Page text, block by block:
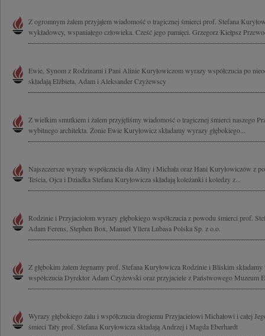
Z ogromnym żalem przyjąłem wiadomość o tragicznej śmierci prof. Stefana
wykładowcy, wspaniałego człowieka. Cześć jego pamięci. Grzegorz Kiełpsz
Ewie, Synom z Rodzinami i Pani Alinie Kuryłowiczom wyrazy współczucia po
składają Elżbieta, Adam i Aleksander Czyżewscy
Z wielkim smutkiem i żalem przyjęliśmy wiadomość o tragicznej śmierci naszego
wybitnego architekta. Żonie Ewie Kuryłowicz składamy wyrazy głębokiego...
Najszczersze wyrazy współczucia dla Aliny i Michała oraz Hani Kuryłowiczów z
Teścia, Ojca i Dziadka Stefana Kuryłowicza składają koleżanki i koledzy z...
Rodzinie i Przyjaciołom wyrazy głębokiego współczucia z powodu śmierci prof.
Adam Ferens, Stephen Box, Manuel Yllera Lubasa Polska Sp. z o.o.
Z głębokim żalem żegnamy prof. Stefana Kuryłowicza Rodzinie i Bliskim składamy
współczucia Dyrektor Adam Czyżewski oraz przyjaciele z Państwowego Muzeum
Wyrazy głębokiego żalu i współczucia drogiemu Przyjacielowi Michałowi i całej
śmieci Taty prof. Stefana Kuryłowicza składają Andrzej i Magda Eberhardt